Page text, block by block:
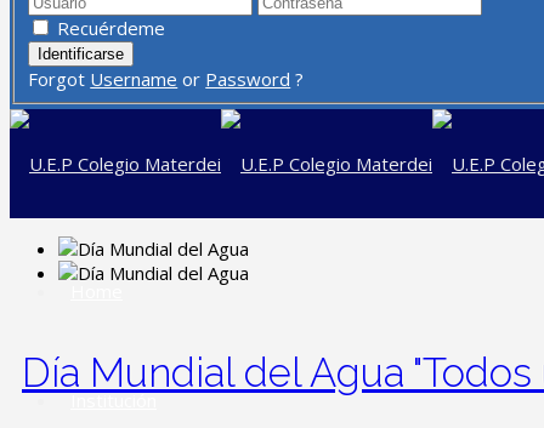
Recuérdeme
Forgot Username or Password ?
Institución
Día Mundial del Agua